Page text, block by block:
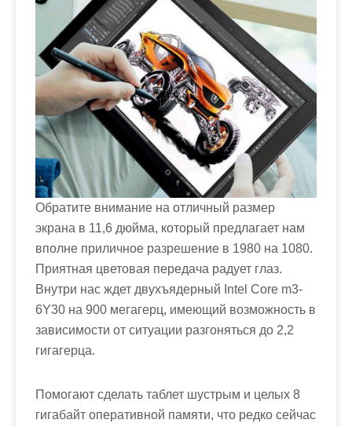
Обратите внимание на отличный размер
экрана в 11,6 дюйма, который предлагает нам
вполне приличное разрешение в 1980 на 1080.
Приятная цветовая передача радует глаз.
Внутри нас ждет двухъядерный Intel Core m3-
6Y30 на 900 мегагерц, имеющий возможность в
зависимости от ситуации разгоняться до 2,2
гигагерца.
Помогают сделать таблет шустрым и целых 8
гигабайт оперативной памяти, что редко сейчас